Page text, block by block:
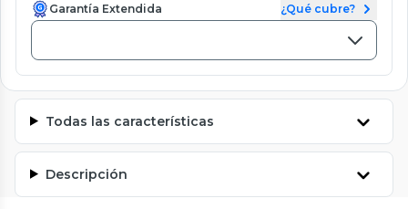
Garantía Extendida ¿Qué cubre?
Todas las características
Descripción